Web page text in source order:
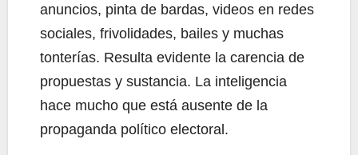
anuncios, pinta de bardas, videos en redes
sociales, frivolidades, bailes y muchas
tonterías. Resulta evidente la carencia de
propuestas y sustancia. La inteligencia
hace mucho que está ausente de la
propaganda político electoral.